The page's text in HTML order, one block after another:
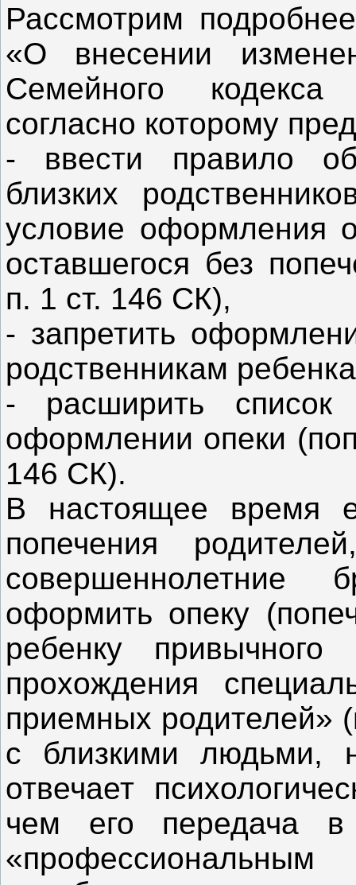
Рассмотрим
«О внесении
Семейного кодекса
согласно которому
- ввести правило об
близких
условие оформления
оставшегося без
п. 1 ст. 146 СК),
- запретить
родственникам
- расширить
оформлении опеки
146 СК).
В настоящее время
попечения
оформить опеку
ребенку
прохождения
приемных родителей»
с близкими людьми,
отвечает
чем его передача